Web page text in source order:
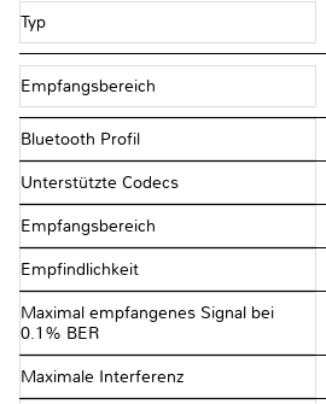
Typ
Empfangsbereich
Bluetooth Profil
Unterstützte Codecs
Empfangsbereich
Empfindlichkeit
Maximal empfangenes Signal bei
0.1% BER
Maximale Interferenz